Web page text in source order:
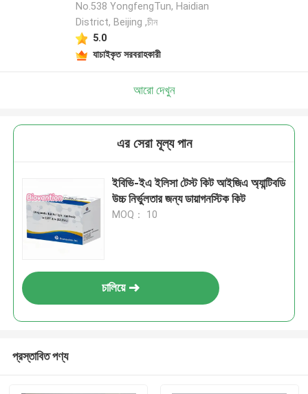
No.538 YongfengTun, Haidian
District, Beijing ,চীন
5.0
যাচাইকৃত সরবরাহকারী
আরো দেখুন
এর সেরা মূল্য পান
ইবিভি-ইএ ইলিসা টেস্ট কিট আইজিএ অ্যান্টিবডি
উচ্চ নির্ভুলতার জন্য ডায়াগনস্টিক কিট
MOQ： 10
চালিয়ে
প্রস্তাবিত পণ্য